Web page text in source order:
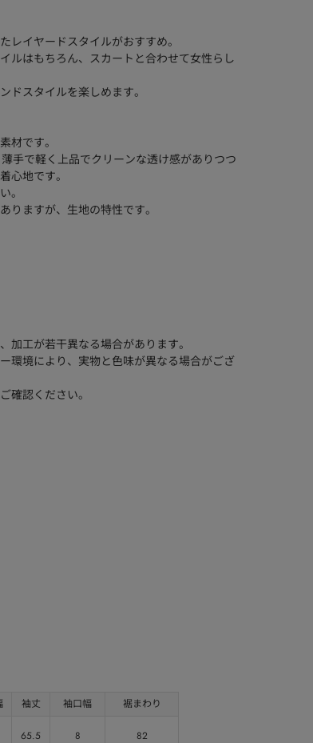
レイヤードスタイルがおすすめ。
ルはもちろん、スカートと合わせて女性らし
ドスタイルを楽しめます。
材です。
手で軽く上品でクリーンな透け感がありつつ
心地です。
。
りますが、生地の特性です。
工が若干異なる場合があります。
環境により、実物と色味が異なる場合がござ
確認ください。
袖丈 袖口幅 裾まわり
65.5 8 82